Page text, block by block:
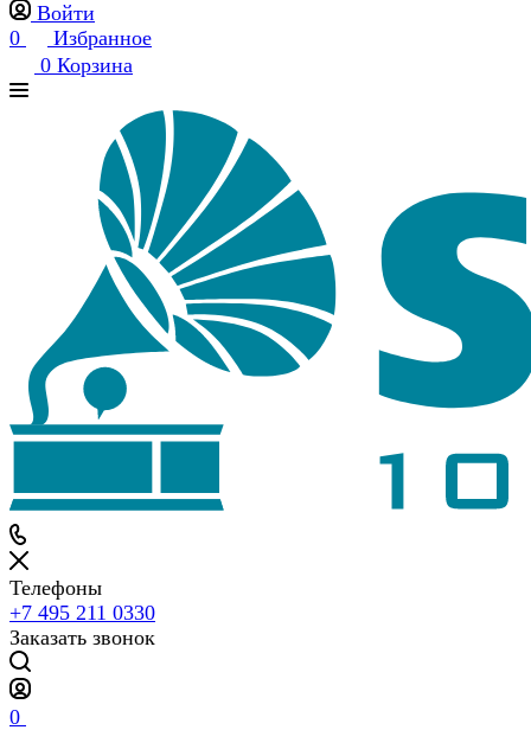
Войти
0
Избранное
0 Корзина
Телефоны
+7 495 211 0330
Заказать звонок
0